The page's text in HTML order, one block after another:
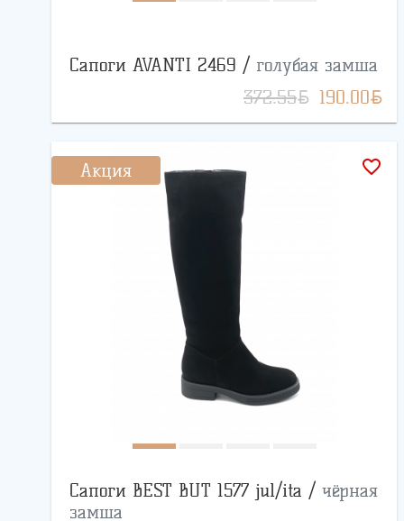
Сапоги AVANTI 2469 / голубая замша
372.55BYN 190.00BYN
Акция favorite_border
Сапоги BEST BUT 1577 jul/ita / чёрная
замша